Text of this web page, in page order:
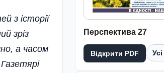
з історії
зріз
а часом
Перспектива 27
Відкрити PDF